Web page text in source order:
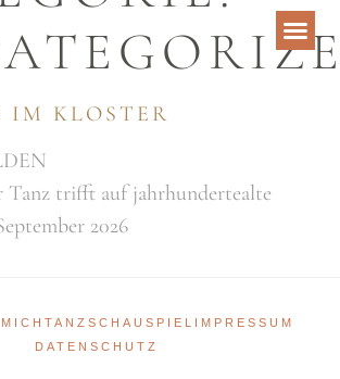
IM KLOSTER
Tanz trifft auf jahrhundertealte
2026
TANZ SCHAUSPIEL
IMPRESSUM
DATENSCHUTZ